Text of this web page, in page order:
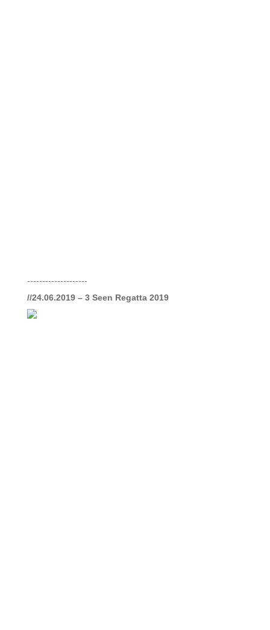
--------------------
//24.06.2019 – 3 Seen Regatta 2019